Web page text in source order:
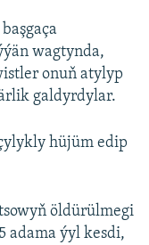
wagtynda,
onuň atylyp
galdyrdylar.
hüjüm edip
öldürülmegi
adama ýyl kesdi,